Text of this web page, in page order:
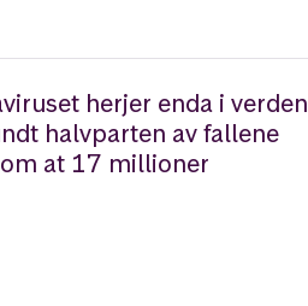
herjer enda i verden
halvparten av fallene
at 17 millioner